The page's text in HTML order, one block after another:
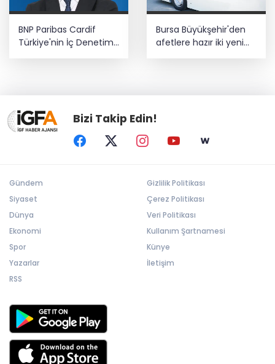
BNP Paribas Cardif
Türkiye'nin İç Denetim
Direktörü Mustafa
Bursa Büyükşehir'den
afetlere hazır iki yeni
mobil araç
Bizi Takip Edin!
Gündem
Siyaset
Dünya
Ekonomi
Spor
Yazarlar
RSS
Gizlilik Politikası
Çerez Politikası
Veri Politikası
Kullanım Şartnamesi
Künye
İletişim